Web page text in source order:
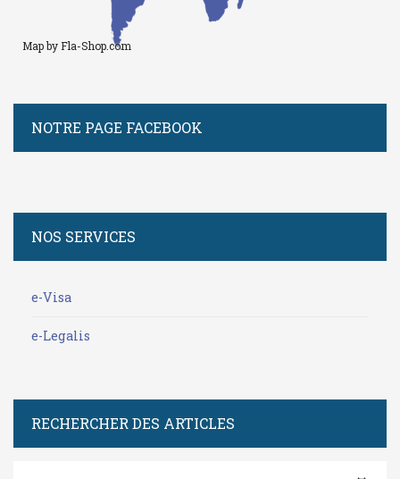
Map by Fla-Shop.com
NOTRE PAGE FACEBOOK
NOS SERVICES
e-Visa
e-Legalis
RECHERCHER DES ARTICLES